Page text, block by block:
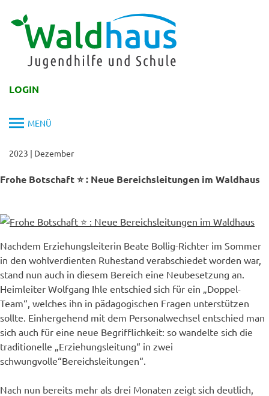
content
LOGIN
MENÜ
2023 | Dezember
Frohe Botschaft ⭐️ : Neue Bereichsleitungen im Waldhaus
Nachdem Erziehungsleiterin Beate Bollig-Richter im Sommer
in den wohlverdienten Ruhestand verabschiedet worden war,
stand nun auch in diesem Bereich eine Neubesetzung an.
Heimleiter Wolfgang Ihle entschied sich für ein „Doppel-
Team“, welches ihn in pädagogischen Fragen unterstützen
sollte. Einhergehend mit dem Personalwechsel entschied man
sich auch für eine neue Begrifflichkeit: so wandelte sich die
traditionelle „Erziehungsleitung“ in zwei
schwungvolle“Bereichsleitungen“.
Nach nun bereits mehr als drei Monaten zeigt sich deutlich,